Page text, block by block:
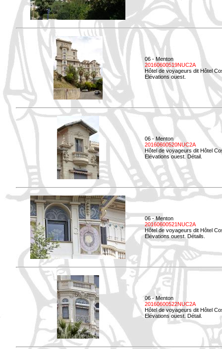
06 - Menton
20160600519NUC2A
Hôtel de voyageurs dit Hôtel
Elévations ouest.
06 - Menton
20160600520NUC2A
Hôtel de voyageurs dit Hôtel
Elévations ouest. Détail.
06 - Menton
20160600521NUC2A
Hôtel de voyageurs dit Hôtel
Elévations ouest. Détails.
06 - Menton
20160600522NUC2A
Hôtel de voyageurs dit Hôtel
Elévations ouest. Détail.